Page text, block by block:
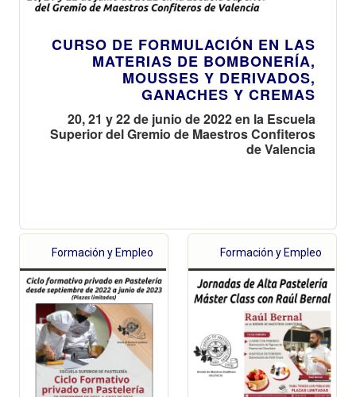
CURSO DE FORMULACIÓN EN LAS
MATERIAS DE BOMBONERÍA,
MOUSSES Y DERIVADOS,
GANACHES Y CREMAS
20, 21 y 22 de junio de 2022 en la Escuela
Superior del Gremio de Maestros Confiteros
de Valencia
Formación y Empleo Formación y Empleo